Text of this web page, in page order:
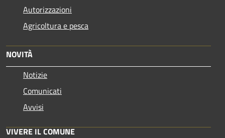
Autorizzazioni
Agricoltura e pesca
NOVITÀ
Notizie
Comunicati
Avvisi
VIVERE IL COMUNE